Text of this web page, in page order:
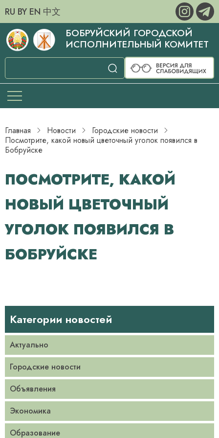
RU BY EN 中文
БОБРУЙСКИЙ ГОРОДСКОЙ
ИСПОЛНИТЕЛЬНЫЙ КОМИТЕТ
Главная Новости
Городские новости
Посмотрите, какой новый цветочный уголок появился в
Бобруйске
ПОСМОТРИТЕ, КАКОЙ
НОВЫЙ ЦВЕТОЧНЫЙ
УГОЛОК ПОЯВИЛСЯ В
БОБРУЙСКЕ
Категории новостей
Актуально
Городские новости
Объявления
Экономика
Образование